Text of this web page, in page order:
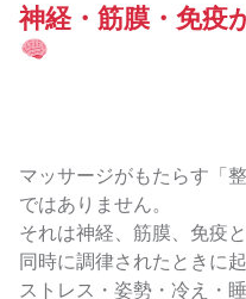
神経・筋膜・免疫
マッサージがもたらす「
ではありません。
それは神経、筋膜、免疫
同時に調律されたときに起
ストレス・姿勢・冷え・